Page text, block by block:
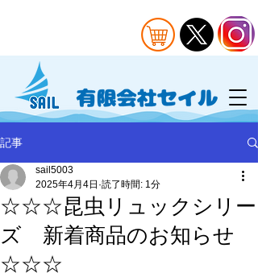
記事
☆☆☆昆虫リュックシリー
ズ 新着商品のお知らせ
☆☆☆
sail5003
2025年4月4日 読了時間: 1分